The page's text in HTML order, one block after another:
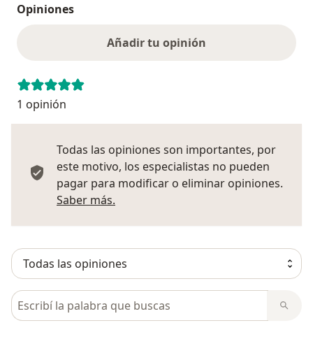
Opiniones
Añadir tu opinión
1 opinión
Todas las opiniones son importantes, por
este motivo, los especialistas no pueden
pagar para modificar o eliminar opiniones.
Saber más.
Busca en opiniones